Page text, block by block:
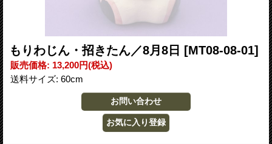
もりわじん・招きたん／8月8日 [MT08-08-01]
販売価格: 13,200円(税込)
送料サイズ: 60cm